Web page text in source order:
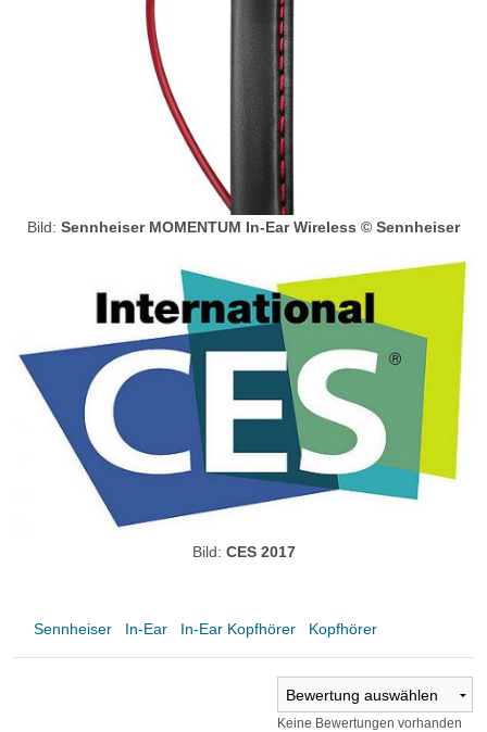
Bild: Sennheiser MOMENTUM In-Ear Wireless © Sennheiser
Bild: CES 2017
Sennheiser In-Ear In-Ear Kopfhörer Kopfhörer
Keine Bewertungen vorhanden